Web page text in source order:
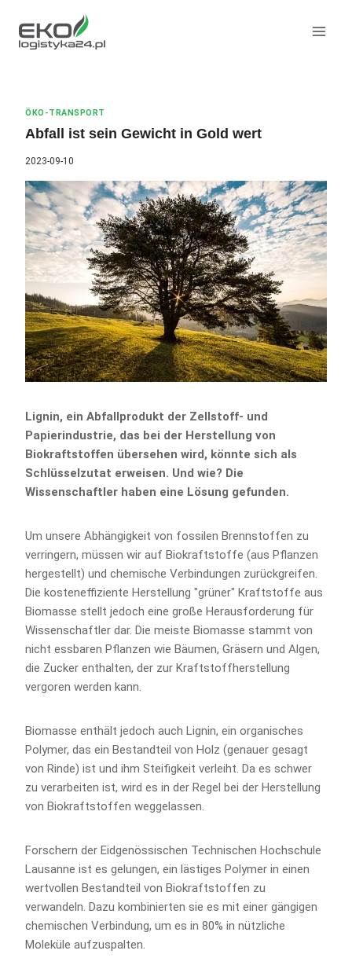
Inhalt
springen
ÖKO-TRANSPORT
Abfall ist sein Gewicht in Gold wert
2023-09-10
Lignin, ein Abfallprodukt der Zellstoff- und
Papierindustrie, das bei der Herstellung von
Biokraftstoffen übersehen wird, könnte sich als
Schlüsselzutat erweisen. Und wie? Die
Wissenschaftler haben eine Lösung gefunden.
Um unsere Abhängigkeit von fossilen Brennstoffen zu
verringern, müssen wir auf Biokraftstoffe (aus Pflanzen
hergestellt) und chemische Verbindungen zurückgreifen.
Die kosteneffiziente Herstellung "grüner" Kraftstoffe aus
Biomasse stellt jedoch eine große Herausforderung für
Wissenschaftler dar. Die meiste Biomasse stammt von
nicht essbaren Pflanzen wie Bäumen, Gräsern und Algen,
die Zucker enthalten, der zur Kraftstoffherstellung
vergoren werden kann.
Biomasse enthält jedoch auch Lignin, ein organisches
Polymer, das ein Bestandteil von Holz (genauer gesagt
von Rinde) ist und ihm Steifigkeit verleiht. Da es schwer
zu verarbeiten ist, wird es in der Regel bei der Herstellung
von Biokraftstoffen weggelassen.
Forschern der Eidgenössischen Technischen Hochschule
Lausanne ist es gelungen, ein lästiges Polymer in einen
wertvollen Bestandteil von Biokraftstoffen zu
verwandeln. Dazu kombinierten sie es mit einer gängigen
chemischen Verbindung, um es in 80% in nützliche
Moleküle aufzuspalten.